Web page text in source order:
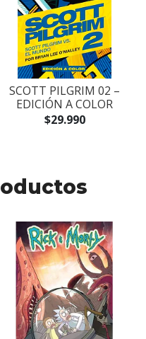
SCOTT PILGRIM 02 –
EDICIÓN A COLOR
$29.990